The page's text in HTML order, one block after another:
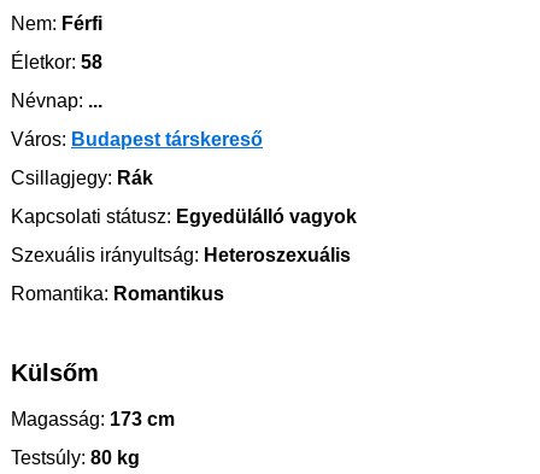
Nem: Férfi
Életkor: 58
Névnap: ...
Város: Budapest társkereső
Csillagjegy: Rák
Kapcsolati státusz: Egyedülálló vagyok
Szexuális irányultság: Heteroszexuális
Romantika: Romantikus
Külsőm
Magasság: 173 cm
Testsúly: 80 kg